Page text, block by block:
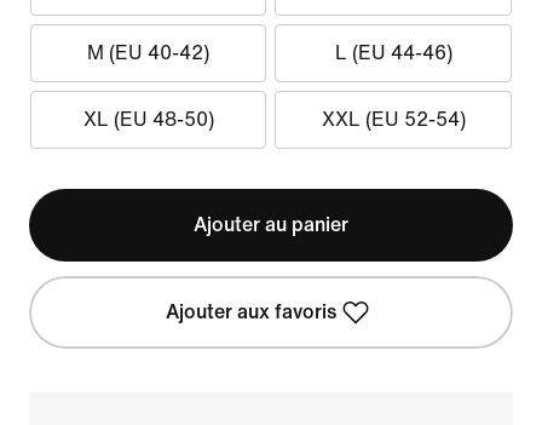
M (EU 40-42) L (EU 44-46)
XL (EU 48-50) XXL (EU 52-54)
Ajouter au panier
Ajouter aux favoris